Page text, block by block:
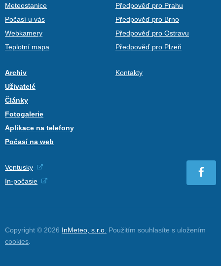
Meteostanice
Počasí u vás
Webkamery
Teplotní mapa
Předpověď pro Prahu
Předpověď pro Brno
Předpověď pro Ostravu
Předpověď pro Plzeň
Archiv
Uživatelé
Články
Fotogalerie
Aplikace na telefony
Počasí na web
Kontakty
Ventusky
In-počasie
Copyright © 2026 InMeteo, s.r.o. Použitím souhlasíte s uložením
cookies